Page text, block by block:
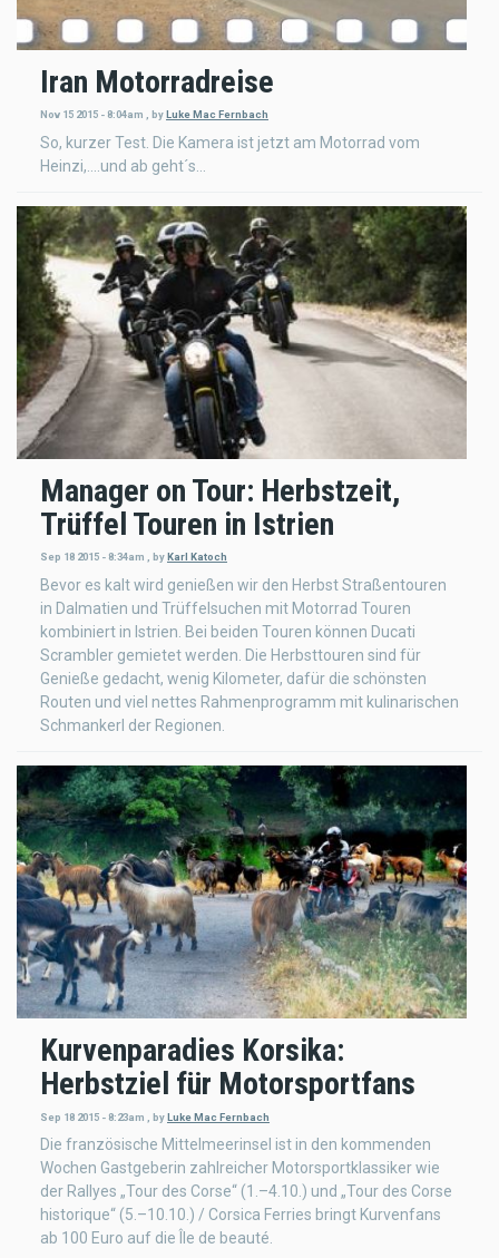
Iran Motorradreise
Nov 15 2015 - 8:04am , byLuke Mac Fernbach
So, kurzer Test. Die Kamera ist jetzt am Motorrad vom
Heinzi,....und ab geht´s...
Manager on Tour: Herbstzeit,
Trüffel Touren in Istrien
Sep 18 2015 - 8:34am , by Karl Katoch
Bevor es kalt wird genießen wir den Herbst Straßentouren
in Dalmatien und Trüffelsuchen mit Motorrad Touren
kombiniert in Istrien. Bei beiden Touren können Ducati
Scrambler gemietet werden. Die Herbsttouren sind für
Genieße gedacht, wenig Kilometer, dafür die schönsten
Routen und viel nettes Rahmenprogramm mit kulinarischen
Schmankerl der Regionen.
Kurvenparadies Korsika:
Herbstziel für Motorsportfans
Sep 18 2015 - 8:23am byLuke Mac Fernbach
Die französische Mittelmeerinsel ist in den kommenden
Wochen Gastgeberin zahlreicher Motorsportklassiker wie
der Rallyes „Tour des Corse“ (1.–4.10.) und „Tour des Corse
historique“ (5.–10.10.) / Corsica Ferries bringt Kurvenfans
ab 100 Euro auf die Île de beauté.